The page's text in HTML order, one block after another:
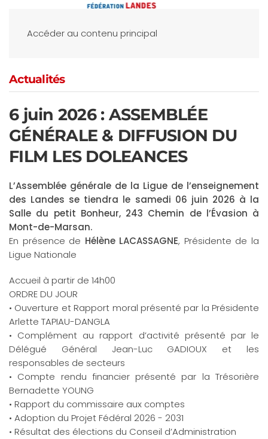
Accéder au contenu principal
Actualités
6 juin 2026 : ASSEMBLÉE
GÉNÉRALE & DIFFUSION DU
FILM LES DOLEANCES
L’Assemblée générale de la Ligue de l’enseignement
des Landes se tiendra le samedi 06 juin 2026 à la
Salle du petit Bonheur, 243 Chemin de l’Évasion à
Mont-de-Marsan.
En présence de Hélène LACASSAGNE, Présidente de la
Ligue Nationale
Accueil à partir de 14h00
ORDRE DU JOUR
• Ouverture et Rapport moral présenté par la Présidente
Arlette TAPIAU-DANGLA
• Complément au rapport d’activité présenté par le
Délégué Général Jean-Luc GADIOUX et les
responsables de secteurs
• Compte rendu financier présenté par la Trésorière
Bernadette YOUNG
• Rapport du commissaire aux comptes
• Adoption du Projet Fédéral 2026 - 2031
• Résultat des élections du Conseil d’Administration